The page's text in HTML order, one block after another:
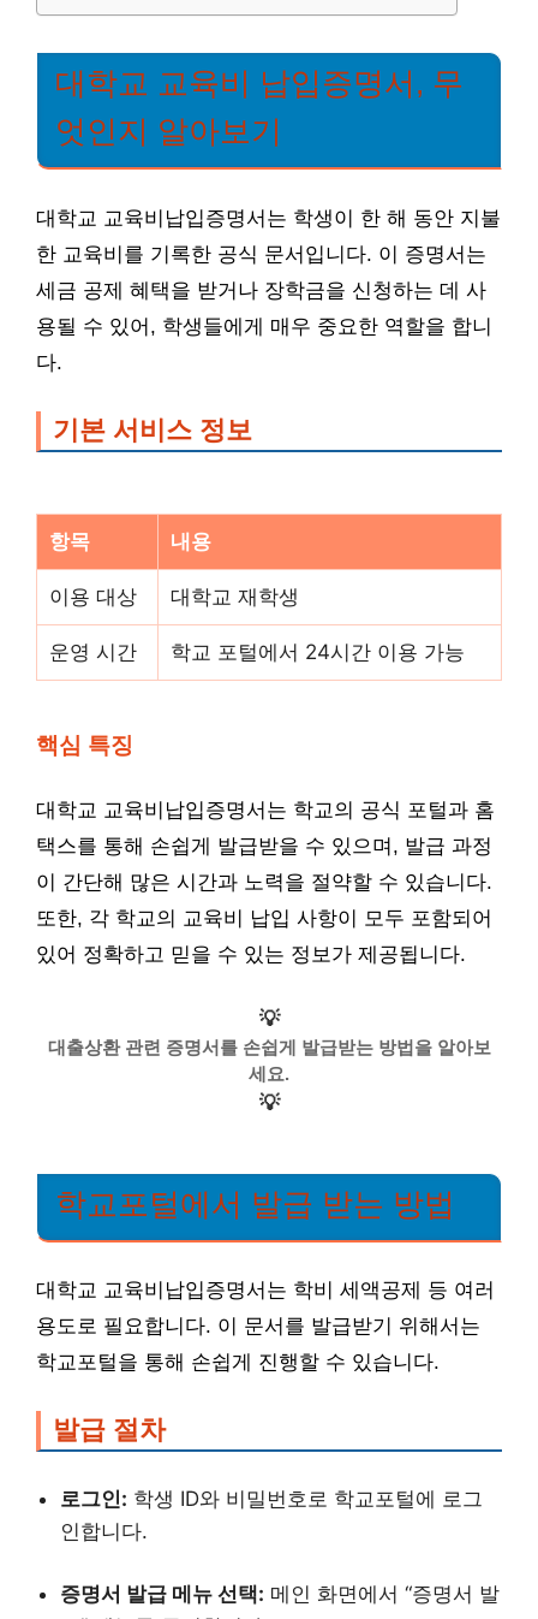
대학교 교육비 납입증명서, 무
엇인지 알아보기
대학교 교육비납입증명서는 학생이 한 해 동안 지불
한 교육비를 기록한 공식 문서입니다. 이 증명서는
세금 공제 혜택을 받거나 장학금을 신청하는 데 사
용될 수 있어, 학생들에게 매우 중요한 역할을 합니
다.
기본 서비스 정보
항목 내용
이용 대상 대학교 재학생
운영 시간 학교 포털에서 24시간 이용 가능
핵심 특징
대학교 교육비납입증명서는 학교의 공식 포털과 홈
택스를 통해 손쉽게 발급받을 수 있으며, 발급 과정
이 간단해 많은 시간과 노력을 절약할 수 있습니다.
또한, 각 학교의 교육비 납입 사항이 모두 포함되어
있어 정확하고 믿을 수 있는 정보가 제공됩니다.
💡
대출상환 관련 증명서를 손쉽게 발급받는 방법을 알아보
세요.
💡
학교포털에서 발급 받는 방법
대학교 교육비납입증명서는 학비 세액공제 등 여러
용도로 필요합니다. 이 문서를 발급받기 위해서는
학교포털을 통해 손쉽게 진행할 수 있습니다.
발급 절차
로그인: 학생 ID와 비밀번호로 학교포털에 로그
인합니다.
증명서 발급 메뉴 선택: 메인 화면에서 “증명서 발